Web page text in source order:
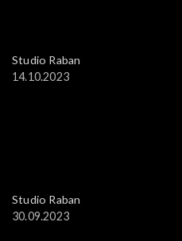
Studio Raban
14.10.2023
Studio Raban
30.09.2023